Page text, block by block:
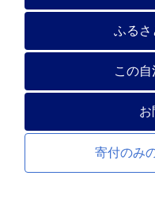
ふるさ
この
お
寄付のみ